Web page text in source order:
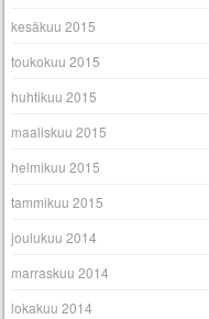
kesäkuu 2015
toukokuu 2015
huhtikuu 2015
maaliskuu 2015
helmikuu 2015
tammikuu 2015
joulukuu 2014
marraskuu 2014
lokakuu 2014